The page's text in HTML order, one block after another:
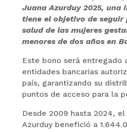
Juana Azurduy 2025, una
tiene el objetivo de
salud de las mujeres
menores de dos años en
Este bono será entregado
entidades bancarias
país, garantizando su
puntos de acceso para la
Desde 2009 hasta 2024,
Azurduy benefició a